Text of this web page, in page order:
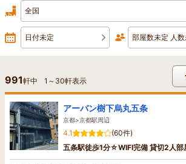
全国
日付未定 部屋数未定 人数
991軒中 1 ～ 30軒表示
アーバン樹下烏丸五条
京都>京都駅周辺
4.1
(60件)
五条駅徒歩1分☆WIFI完備 貸切2人